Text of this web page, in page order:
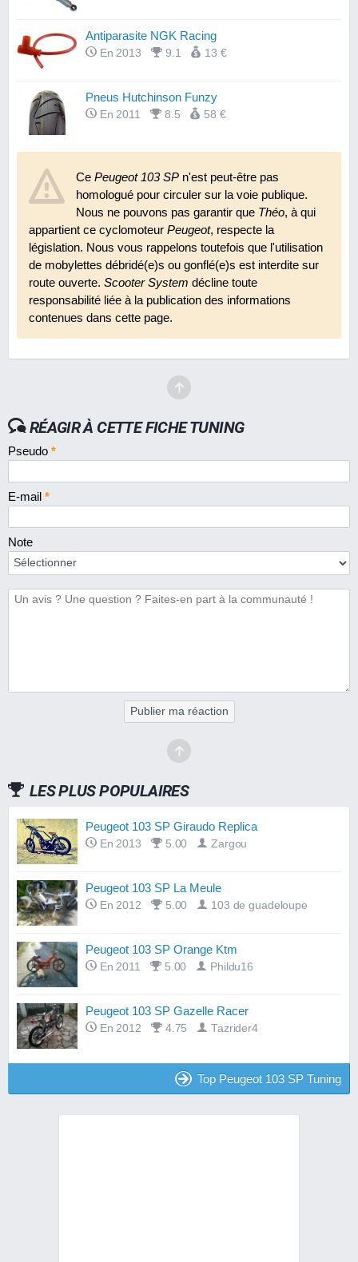
Antiparasite NGK Racing
En 2013 9.1 13 €
Pneus Hutchinson Funzy
En 2011 8.5 58 €
En 2008 8.6 N.C.
CePeugeot 103 SP n'est peut-être pas
homologué pour circuler sur la voie publique.
Nous ne pouvons pas garantir que Théo, à qui
appartient ce cyclomoteur Peugeot, respecte la
législation. Nous vous rappelons toutefois que l'utilisation
de mobylettes débridé(e)s ou gonflé(e)s est interdite sur
route ouverte. Scooter System décline toute
responsabilité liée à la publication des informations
contenues dans cette page.
RÉAGIR À CETTE FICHE TUNING
Pseudo *
E-mail *
Note
Publier ma réaction
LES PLUS POPULAIRES
Peugeot 103 SP Giraudo Replica
En 2013 5.00 Zargou
Peugeot 103 SP La Meule
En 2012 5.00 103 de guadeloupe
Peugeot 103 SP Orange Ktm
En 2011 5.00 Phildu16
Peugeot 103 SP Gazelle Racer
En 2012 4.75 Tazrider4
Top Peugeot 103 SP Tuning